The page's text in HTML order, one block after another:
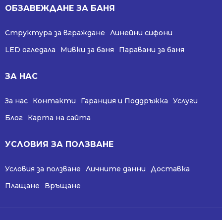
ОБЗАВЕЖДАНЕ ЗА БАНЯ
Структура за вграждане
Линейни сифони
LED огледала
Мивки за баня Паравани за баня
ЗА НАС
За нас Контакти Гаранция и Поддръжка
Услуги
Блог
Карта на сайта
УСЛОВИЯ ЗА ПОЛЗВАНЕ
Условия за ползване Личните данни
Доставка
Плащане
Връщане